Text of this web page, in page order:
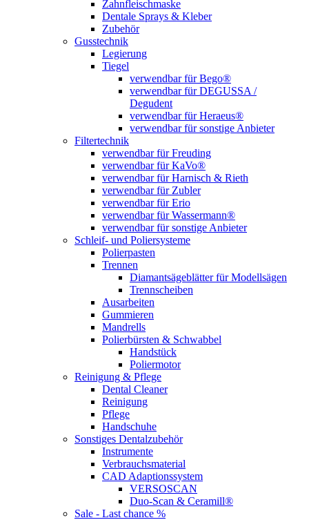
Zahnfleischmaske
Dentale Sprays & Kleber
Zubehör
Gusstechnik
Legierung
Tiegel
verwendbar für Bego®
verwendbar für DEGUSSA /
Degudent
verwendbar für Heraeus®
verwendbar für sonstige Anbieter
Filtertechnik
verwendbar für Freuding
verwendbar für KaVo®
verwendbar für Harnisch & Rieth
verwendbar für Zubler
verwendbar für Erio
verwendbar für Wassermann®
verwendbar für sonstige Anbieter
Schleif- und Poliersysteme
Polierpasten
Trennen
Diamantsägeblätter für Modellsägen
Trennscheiben
Ausarbeiten
Gummieren
Mandrells
Polierbürsten & Schwabbel
Handstück
Poliermotor
Reinigung & Pflege
Dental Cleaner
Reinigung
Pflege
Handschuhe
Sonstiges Dentalzubehör
Instrumente
Verbrauchsmaterial
CAD Adaptionssystem
VERSOSCAN
Duo-Scan & Ceramill®
Sale - Last chance %